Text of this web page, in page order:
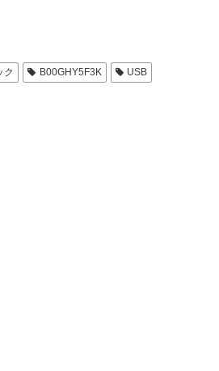
ク B00GHY5F3K USB